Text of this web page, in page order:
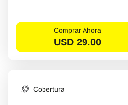
Comprar Ahora
USD 29.00
Cobertura